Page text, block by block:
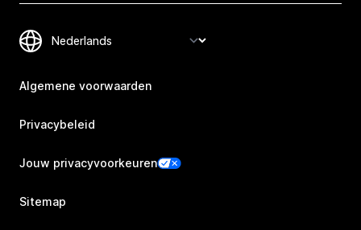
Algemene voorwaarden
Privacybeleid
Jouw privacyvoorkeuren
Sitemap